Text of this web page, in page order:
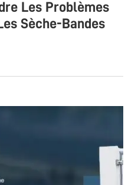
Les Problèmes
Sèche-Bandes